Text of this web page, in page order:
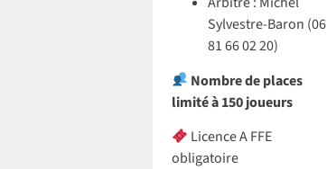
Sylvestre-Baron (06
81 66 02 20)
Nombre de places
limité à 150 joueurs
Licence A FFE
obligatoire